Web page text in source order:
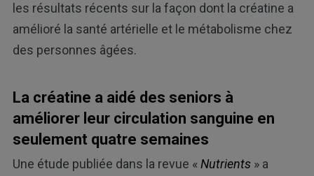
les résultats récents sur la façon dont la créatine a
amélioré la santé artérielle et le métabolisme chez
des personnes âgées.
La créatine a aidé des seniors à
améliorer leur circulation sanguine en
seulement quatre semaines
Une étude publiée dans la revue «Nutrients» a